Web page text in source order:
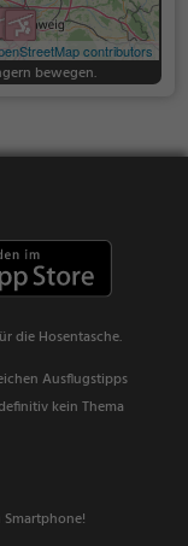
contributors
bewegen.
die Hosentasche.
Ausflugstipps
kein Thema